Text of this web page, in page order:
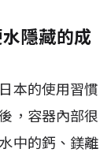
隱藏的成
本的使用習慣
，容器內部很
中的鈣、鎂離